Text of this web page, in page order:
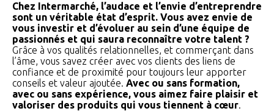
Chez Intermarché, l’audace et l’envie d’entreprendre
sont un véritable état d’esprit. Vous avez envie de
vous investir et d’évoluer au sein d’une équipe de
passionnés et qui saura reconnaître votre talent ?
Grâce à vos qualités relationnelles, et commerçant dans
l’âme, vous savez créer avec vos clients des liens de
confiance et de proximité pour toujours leur apporter
conseils et valeur ajoutée. Avec ou sans formation,
avec ou sans expérience, vous aimez faire plaisir et
valoriser des produits qui vous tiennent à cœur.